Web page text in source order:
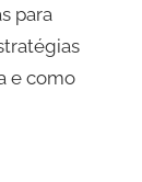
para
e como